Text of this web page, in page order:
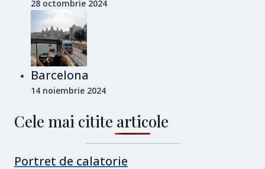
28 octombrie 2024
Barcelona
14 noiembrie 2024
Cele mai citite articole
Portret de calatorie